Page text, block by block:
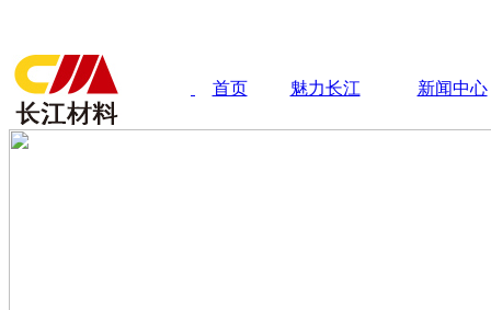
首页 魅力长江 新闻中心